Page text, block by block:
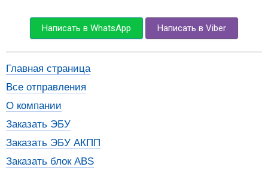
Написать в WhatsApp Написать в Viber
Главная страница
Все отправления
О компании
Заказать ЭБУ
Заказать ЭБУ АКПП
Заказать блок ABS